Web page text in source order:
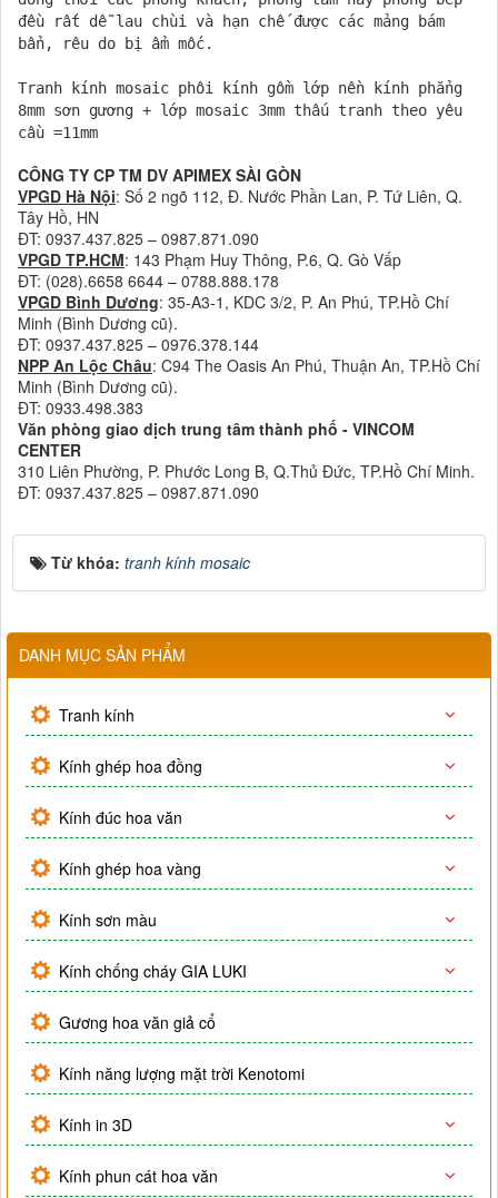
đều rất dễ lau chùi và hạn chế được các mảng bám
bẩn, rêu do bị ẩm mốc.
Tranh kính mosaic phôi kính gồm lớp nền kính phẳng
8mm sơn gương + lớp mosaic 3mm thấu tranh theo yêu
cầu =11mm
CÔNG TY CP TM DV APIMEX SÀI GÒN
VPGD Hà Nội: Số 2 ngõ 112, Đ. Nước Phần Lan, P. Tứ Liên, Q.
Tây Hồ, HN
ĐT: 0937.437.825 – 0987.871.090
VPGD TP.HCM: 143 Phạm Huy Thông, P.6, Q. Gò Vấp
ĐT: (028).6658 6644 – 0788.888.178
VPGD Bình Dương: 35-A3-1, KDC 3/2, P. An Phú, TP.Hồ Chí
Minh (Bình Dương cũ).
ĐT: 0937.437.825 – 0976.378.144
NPP An Lộc Châu: C94 The Oasis An Phú, Thuận An, TP.Hồ Chí
Minh (Bình Dương cũ).
ĐT: 0933.498.383
Văn phòng giao dịch trung tâm thành phố - VINCOM
CENTER
310 Liên Phường, P. Phước Long B, Q.Thủ Đức, TP.Hồ Chí Minh.
ĐT: 0937.437.825 – 0987.871.090
Từ khóa: tranh kính mosaic
DANH MỤC SẢN PHẨM
Tranh kính
Kính ghép hoa đồng
Kính đúc hoa văn
Kính ghép hoa vàng
Kính sơn màu
Kính chống cháy GIA LUKI
Gương hoa văn giả cổ
Kính năng lượng mặt trời Kenotomi
Kính in 3D
Kính phun cát hoa văn